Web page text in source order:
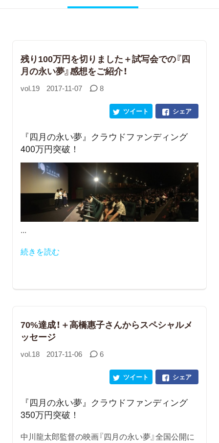
残り100万円を切りました＋試写会での『四
月の永い夢』感想をご紹介！
vol.19 2017-11-07 8
シェア
ツイート
『四月の永い夢』クラウドファンディング
400万円突破！
...
続きを読む
70%達成！＋高橋惠子さんからスペシャルメ
ッセージ
vol.18 2017-11-06 6
シェア
ツイート
『四月の永い夢』クラウドファンディング
350万円突破！
中川龍太郎監督の映画『四月の永い夢』全国公開に